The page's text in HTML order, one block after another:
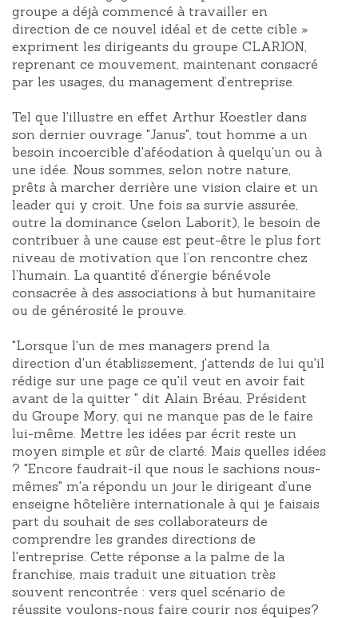
groupe a déjà commencé à travailler en
direction de ce nouvel idéal et de cette cible »
expriment les dirigeants du groupe CLARION,
reprenant ce mouvement, maintenant consacré
par les usages, du management d’entreprise.
Tel que l'illustre en effet Arthur Koestler dans
son dernier ouvrage "Janus", tout homme a un
besoin incoercible d'aféodation à quelqu'un ou à
une idée. Nous sommes, selon notre nature,
prêts à marcher derrière une vision claire et un
leader qui y croit. Une fois sa survie assurée,
outre la dominance (selon Laborit), le besoin de
contribuer à une cause est peut-être le plus fort
niveau de motivation que l’on rencontre chez
l’humain. La quantité d’énergie bénévole
consacrée à des associations à but humanitaire
ou de générosité le prouve.
"Lorsque l'un de mes managers prend la
direction d'un établissement, j'attends de lui qu'il
rédige sur une page ce qu'il veut en avoir fait
avant de la quitter " dit Alain Bréau, Président
du Groupe Mory, qui ne manque pas de le faire
lui-même. Mettre les idées par écrit reste un
moyen simple et sûr de clarté. Mais quelles idées
? "Encore faudrait-il que nous le sachions nous-
mêmes" m'a répondu un jour le dirigeant d’une
enseigne hôtelière internationale à qui je faisais
part du souhait de ses collaborateurs de
comprendre les grandes directions de
l'entreprise. Cette réponse a la palme de la
franchise, mais traduit une situation très
souvent rencontrée : vers quel scénario de
réussite voulons-nous faire courir nos équipes?